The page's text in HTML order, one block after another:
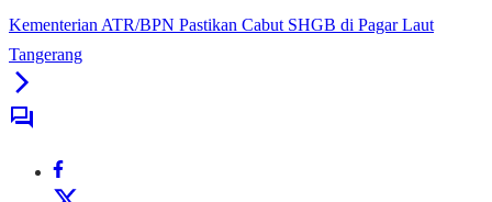
Kementerian ATR/BPN Pastikan Cabut SHGB di Pagar Laut
Tangerang